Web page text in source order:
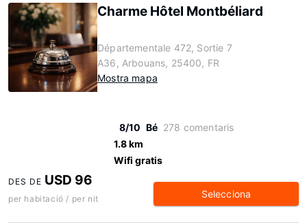
Charme Hôtel Montbéliard
Départementale 472, Sortie 7
A36, Arbouans, 25400, FR
Mostra mapa
8/10 Bé 278 comentaris
1.8 km
Wifi gratis
DES DE USD 96
per habitació / per nit Selecciona